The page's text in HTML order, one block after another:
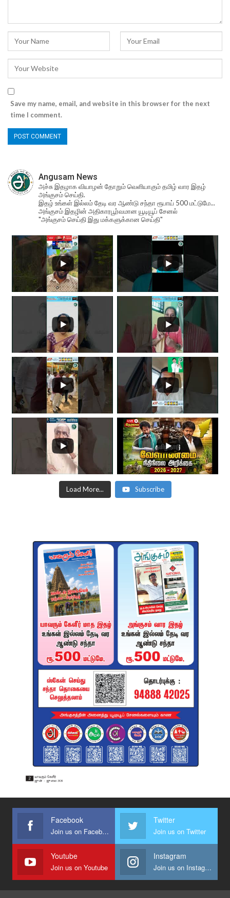
Save my name, email, and website in this browser for the next
time I comment.
Angusam News
அச்சு இதழாக வியாழன் தோறும் வெளியாகும் தமிழ் வார இதழ்
அங்குசம் செய்தி.
இதழ் உங்கள் இல்லம் தேடி வர ஆண்டு சந்தா ரூபாய் 500 மட்டுமே...
அங்குசம் இதழின் அதிகாரபூர்வமான யூடியூப் சேனல்
"அங்குசம் செய்தி இது மக்களுக்கான செய்தி"
Load More... Subscribe
Facebook
Join us on Facebook
Twitter
Join us on Twitter
Youtube
Join us on Youtube
Instagram
Join us on Instagram